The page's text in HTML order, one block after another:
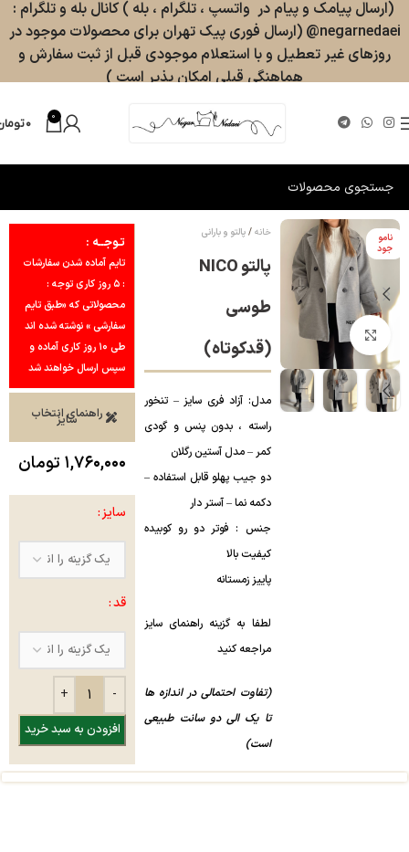
0 ۰
نامو
جود
بزرگنمایی تصویر
خانه پالتو و بارانی
پالتو NICO
طوسی
(قدکوتاه)
مدل: آزاد فری سایز – تنخور
راسته ، بدون پنس و گودی
کمر – مدل آستین رگلان
دو جیب پهلو قابل استفاده –
دکمه نما – آستر دار
جنس : فوتر دو رو کوبیده
کیفیت بالا
پاییز زمستانه
لطفا به گزینه راهنمای سایز
مراجعه کنید
(تفاوت احتمالی در اندازه ها
تا یک الی دو سانت طبیعی
است)
تـوجــه :
تایم آماده شدن سفارشات
: ۵ روز کاری توجه :
محصولاتی که «طبق تایم
سفارشی » نوشته شده اند
طی ۱۰ روز کاری آماده و
سپس ارسال خواهند شد
راهنمای انتخاب
سایز
۱,۷۶۰,۰۰۰ تومان
سایز
قد
افزودن به سبد خرید
(ارسال پیامک و پیام در واتسپ ، تلگرام ، بله ) کانال بله و تلگرام :
negarnedaei@ (ارسال فوری پیک تهران برای محصولات موجود در
روزهای غیر تعطیل و با استعلام موجودی قبل از ثبت سفارش و
هماهنگی قبلی امکان پذیر است )